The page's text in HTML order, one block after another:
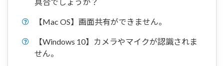
【Mac OS】画面共有ができません。
【Windows 10】カメラやマイクが認識されま
せん。